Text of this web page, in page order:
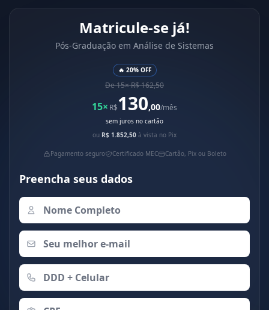
Matricule-se já!
Pós-Graduação em Análise de Sistemas
🔥 20% OFF
De 15× R$ 162,50
15× R$130,00/mês
sem juros no cartão
ou R$ 1.852,50 à vista no Pix
Pagamento seguro Certificado MEC Cartão, Pix ou Boleto
Preencha seus dados